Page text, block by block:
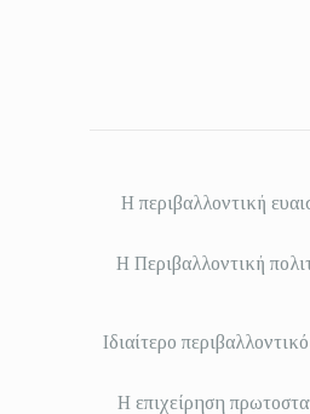
Η περιβαλλοντική
Η Περιβαλλοντική
Ιδιαίτερο
Η επιχείρηση